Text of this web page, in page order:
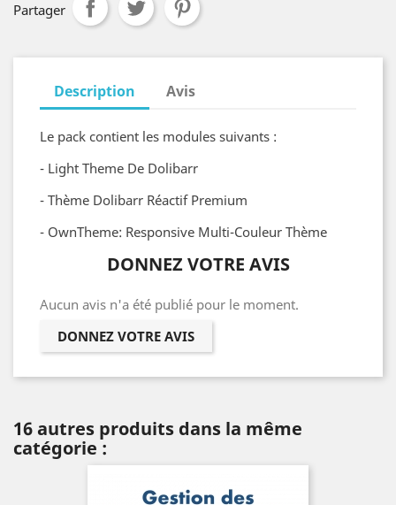
Partager
Description Avis
Le pack contient les modules suivants :
- Light Theme De Dolibarr
- Thème Dolibarr Réactif Premium
- OwnTheme: Responsive Multi-Couleur Thème
DONNEZ VOTRE AVIS
Aucun avis n'a été publié pour le moment.
DONNEZ VOTRE AVIS
16 autres produits dans la même
catégorie :